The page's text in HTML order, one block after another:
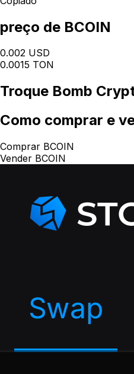
preço de BCOIN
0.002 USD
0.0015 TON
Troque Bomb
Como comprar e
Comprar BCOIN
Vender BCOIN